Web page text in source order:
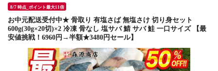
8/7 時点_ポイント最大11倍
お中元配送受付中★ 骨取り 有塩さば 無塩さけ 切り身セット
600g(30g×20切)×2 冷凍 骨なし 塩サバ 鯖 サバ 鮭 一口サイズ 【最
安値挑戦！6960円→半額★3480円セール】